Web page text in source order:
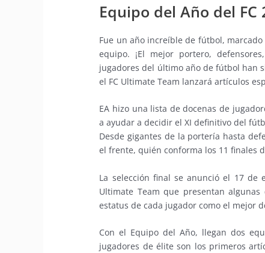
Equipo del Año del
Fue un año increíble de fútbol,
equipo. ¡El mejor portero,
jugadores del último año de fútbol han
el FC Ultimate Team lanzará artículos
EA hizo una lista de docenas de
a ayudar a decidir el XI definitivo del
Desde gigantes de la portería hasta
el frente, quién conforma los 11 finales
La selección final se anunció el 17 de
Ultimate Team que presentan
estatus de cada jugador como el mejor
Con el Equipo del Año, llegan dos
jugadores de élite son los primeros